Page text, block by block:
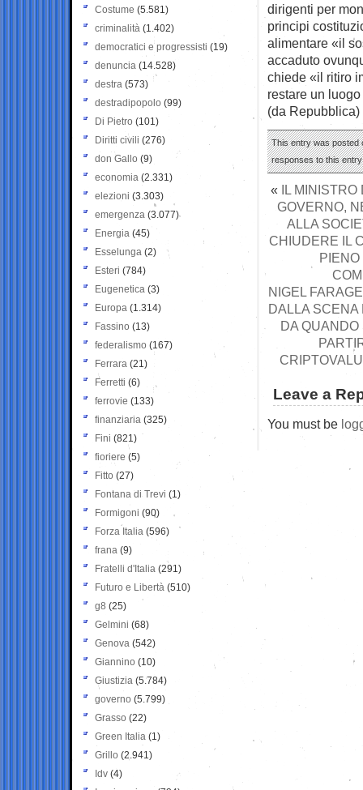
dirigenti per
principi
alimentare «il
accaduto
chiede «il ritiro
restare un
(da Repubblica)
This entry was posted
responses to this
« IL
GOVERNO,
ALLA
CHIUDERE IL
NIGEL
DALLA SCENA
DA QUANDO
Leave a
You must be
Costume (5.581)
criminalità (1.402)
democratici e progressisti (19)
denuncia (14.528)
destra (573)
destradipopolo (99)
Di Pietro (101)
Diritti civili (276)
don Gallo (9)
economia (2.331)
elezioni (3.303)
emergenza (3.077)
Energia (45)
Esselunga (2)
Esteri (784)
Eugenetica (3)
Europa (1.314)
Fassino (13)
federalismo (167)
Ferrara (21)
Ferretti (6)
ferrovie (133)
finanziaria (325)
Fini (821)
fioriere (5)
Fitto (27)
Fontana di Trevi (1)
Formigoni (90)
Forza Italia (596)
frana (9)
Fratelli d'Italia (291)
Futuro e Libertà (510)
g8 (25)
Gelmini (68)
Genova (542)
Giannino (10)
Giustizia (5.784)
governo (5.799)
Grasso (22)
Green Italia (1)
Grillo (2.941)
Idv (4)